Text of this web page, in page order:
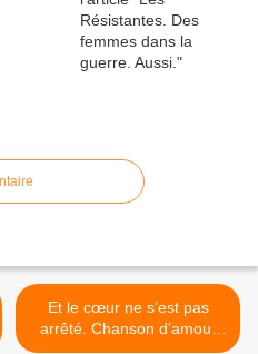
Et le cœur ne s’est pas
arrêté. Chanson d’amour
pour une calotte et un